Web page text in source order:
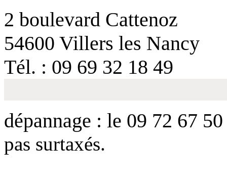
2 boulevard Cattenoz
54600 Villers les Nancy
Tél. : 09 69 32 18 49
dépannage : le 09 72 67
pas surtaxés.